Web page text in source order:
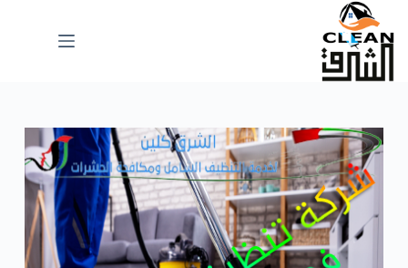
التجاوز
المحتوى